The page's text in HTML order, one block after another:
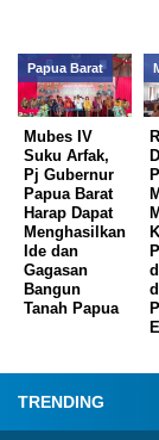
Papua Barat
Mubes IV
Suku Arfak,
Pj Gubernur
Papua Barat
Harap Dapat
Menghasilkan
Ide dan
Gagasan
Bangun
Tanah Papua
TRENDING